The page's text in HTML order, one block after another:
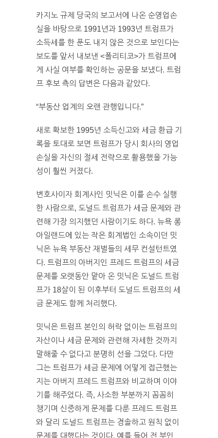
카지노 규제 당국의 보고서에 나온 순영업손
실을 바탕으로 1991년과 1993년 트럼프가
소득세를 한 푼도 내지 않은 것으로 보인다는
보도를 앞서 내보낸 <폴리티코>가 트럼프에
게 사실 여부를 확인하는 공문을 보냈다. 트럼
프 후보 측의 답변은 다음과 같았다.
“부동산 업계의 오랜 관행입니다.”
새로 확보한 1995년 소득신고와 세금 환급 기
록을 토대로 보면 트럼프가 당시 회사의 영업
손실을 자신의 절세 전략으로 활용했을 가능
성이 훨씬 커졌다.
변호사이자 회계사인 밋닉은 이를 손수 실행
한 사람으로, 도널드 트럼프가 세금 문제와 관
련해 가장 의지했던 사람이기도 하다. 뉴욕 롱
아일랜드에 있는 작은 회계법인 소속이던 밋
닉은 뉴욕 부동산 재벌들의 세무 컨설턴트였
다. 트럼프의 아버지인 프레드 트럼프의 세금
문제를 오랫동안 맡아 온 밋닉은 도널드 트럼
프가 18살이 된 이후부터 도널드 트럼프의 세
금 문제도 함께 처리했다.
밋닉은 트럼프 본인의 허락 없이는 트럼프의
자산이나 세금 문제와 관련해 자세한 것까지
말해줄 수 없다고 분명히 선을 그었다. 다만
그는 트럼프가 세금 문제에 어떻게 접근했는
지는 아버지 프레드 트럼프와 비교하며 이야
기를 해주었다. 즉, 사소한 부분까지 꼼꼼히
챙기며 신중하게 문제를 다룬 프레드 트럼프
와 달리 도널드 트럼프는 경솔하고 원칙 없이
문제를 대했다는 것이다. 예를 들어 전 부인